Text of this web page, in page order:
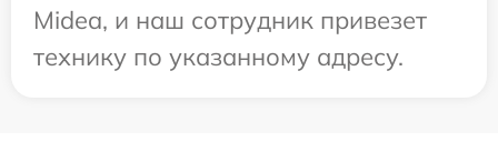
Midea, и наш сотрудник привезет
технику по указанному адресу.